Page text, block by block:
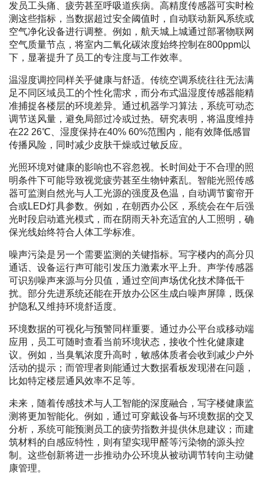
发员工头痛、疲劳甚至呼吸道疾病。高精度传感器可实时检
测这些指标，当数据超过安全阈值时，自动联动新风系统或
空气净化设备进行调整。例如，航天城上城通过部署物联网
空气质量节点，将室内二氧化碳浓度始终控制在800ppm以
下，显著提升了员工的专注度与工作效率。
温湿度调控同样关乎健康与舒适。传统空调系统往往无法满
足不同区域员工的个性化需求，而分布式温湿度传感器能精
准捕捉各楼层的环境差异。通过机器学习算法，系统可动态
调节送风量，避免局部过冷或过热。研究表明，将温度维持
在22 26℃、湿度保持在40% 60%范围内，能有效降低感冒
传播风险，同时减少皮肤干燥或过敏反应。
光照环境对健康的影响也不容忽视。长时间处于不合理的照
明条件下可能导致视觉疲劳甚至生物钟紊乱。智能光照传感
器可监测自然光与人工光源的强度及色温，自动调节窗帘开
合或LED灯具参数。例如，在朝西办公区，系统会在午后强
光时段启动遮光模式，而在阴雨天补充适宜的人工照明，确
保光线始终符合人体工学标准。
噪声污染是另一个需要监测的关键指标。写字楼内的高分贝
通话、设备运行声可能引发压力激素水平上升。声学传感器
可识别噪声来源与分贝值，通过空间声场优化技术降低干
扰。部分先进系统还能在开放办公区生成白噪声屏障，既保
护隐私又维持环境舒适度。
环境数据的可视化与预警同样重要。通过办公平台或移动端
应用，员工可随时查看当前环境状态，接收个性化健康建
议。例如，当臭氧浓度升高时，敏感体质者会收到减少户外
活动的提示；而管理者则能通过大数据看板发现潜在问题，
比如特定楼层通风效率不足等。
未来，随着传感技术与人工智能的深度融合，写字楼健康监
测将更加智能化。例如，通过可穿戴设备与环境数据的交叉
分析，系统可能预测员工的疲劳指数并提供休息建议；而建
筑材料的自感应特性，则有望实现甲醛等污染物的源头控
制。这些创新将进一步推动办公环境从被动调节转向主动健
康管理。